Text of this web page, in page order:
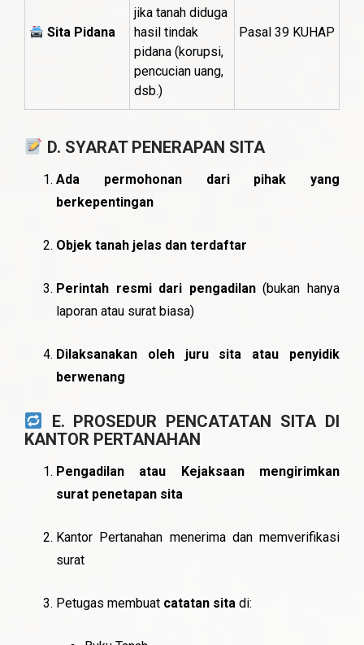
Sita Pidana
jika tanah diduga
hasil tindak
pidana (korupsi,
pencucian uang,
dsb.)
Pasal 39 KUHAP
D. SYARAT PENERAPAN SITA
Ada permohonan dari pihak yang
berkepentingan
Objek tanah jelas dan terdaftar
Perintah resmi dari pengadilan(bukan hanya
laporan atau surat biasa)
Dilaksanakan oleh juru sita atau penyidik
berwenang
E. PROSEDUR PENCATATAN SITA DI
KANTOR PERTANAHAN
Pengadilan atau Kejaksaan mengirimkan
surat penetapan sita
Kantor Pertanahan menerima dan memverifikasi
surat
Petugas membuat catatan sita di: